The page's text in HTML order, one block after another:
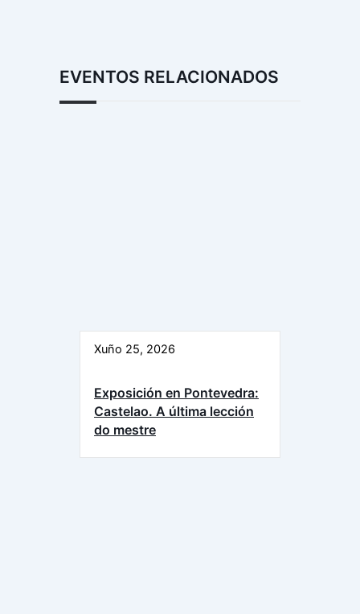
EVENTOS RELACIONADOS
Xuño 25, 2026
Exposición en Pontevedra:
Castelao. A última lección
do mestre